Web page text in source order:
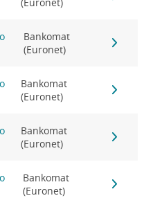
Bankomat
(Euronet)
Bankomat
(Euronet)
Bankomat
(Euronet)
Bankomat
(Euronet)